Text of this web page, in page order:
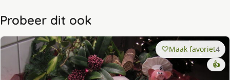
Probeer dit ook
Maak favoriet4
👍